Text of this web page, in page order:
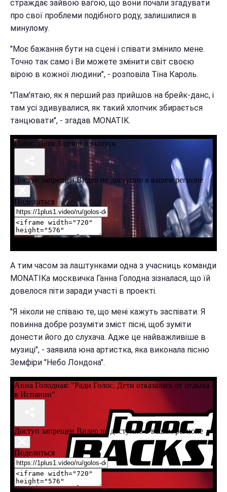
страждає зайвою вагою, що вони почали згадувати
про свої проблеми подібного роду, залишилися в
минулому.
"Моє бажання бути на сцені і співати змінило мене.
Точно так само і Ви можете змінити світ своєю
вірою в кожної людини", - розповіла Тіна Кароль.
"Пам'ятаю, як я перший раз прийшов на брейк-данс, і
там усі здивувалися, як такий хлопчик збирається
танцювати", - згадав MONATIK.
А тим часом за лаштунками одна з учасниць команди
MONATIKа москвичка Ганна Голодна зізналася, що їй
довелося піти заради участі в проекті.
"Я ніколи не співаю те, що мені кажуть заспівати. Я
повинна добре розуміти зміст пісні, щоб зуміти
донести його до слухача. Адже це найважливіше в
музиці", - заявила юна артистка, яка виконала пісню
Земфіри "Небо Лондона".